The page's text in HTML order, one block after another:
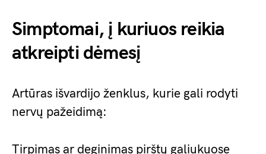
Simptomai, į kuriuos reikia
atkreipti dėmesį
Artūras išvardijo ženklus, kurie gali rodyti
nervų pažeidimą:
Tirpimas ar deginimas pirštų galiukuose